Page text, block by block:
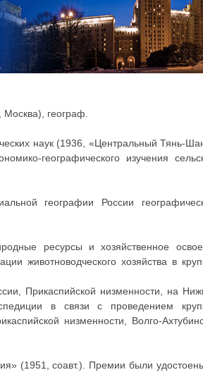
географ.
наук (1936, «Центральный Тянь-
географического изучения
географии России
ресурсы и хозяйственное
животноводческого хозяйства в
Прикаспийской низменности, на
в связи с проведением
низменности, Волго-
(1951, соавт.). Премии были